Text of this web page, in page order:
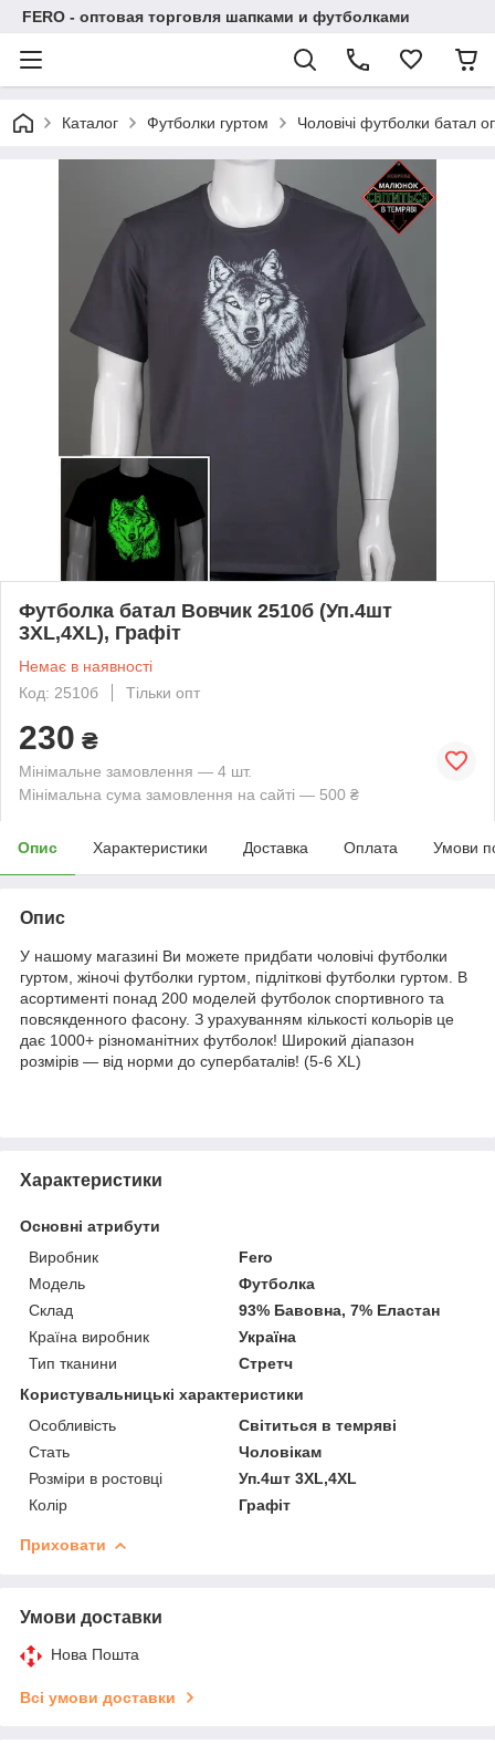
FERO - оптовая торговля шапками и футболками
Каталог Футболки гуртом Чоловічі футболки батал
Футболка батал Вовчик 2510б (Уп.4шт
3XL,4XL), Графіт
Немає в наявності
Код: 2510б
Тільки опт
230 ₴
Мінімальне замовлення — 4 шт.
Мінімальна сума замовлення на сайті — 500 ₴
Опис Характеристики Доставка Оплата Умови
Опис
У нашому магазині Ви можете придбати чоловічі футболки
гуртом, жіночі футболки гуртом, підліткові футболки гуртом. В
асортименті понад 200 моделей футболок спортивного та
повсякденного фасону. З урахуванням кількості кольорів це
дає 1000+ різноманітних футболок! Широкий діапазон
розмірів — від норми до супербаталів! (5-6 XL)
Характеристики
Основні атрибути
Виробник
Fero
Модель
Футболка
Склад
93% Бавовна, 7% Еластан
Країна виробник
Україна
Тип тканини
Стретч
Користувальницькі характеристики
Особливість
Світиться в темряві
Стать
Чоловікам
Розміри в ростовці
Уп.4шт 3XL,4XL
Колір
Графіт
Приховати
Умови доставки
Нова Пошта
Всі умови доставки